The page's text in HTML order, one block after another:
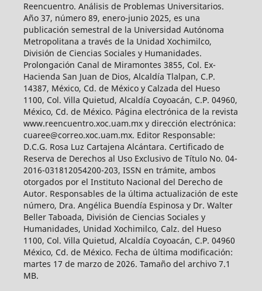
Reencuentro. Análisis de Problemas Universitarios.
Año 37, número 89, enero-junio 2025, es una
publicación semestral de la Universidad Autónoma
Metropolitana a través de la Unidad Xochimilco,
División de Ciencias Sociales y Humanidades.
Prolongación Canal de Miramontes 3855, Col. Ex-
Hacienda San Juan de Dios, Alcaldía Tlalpan, C.P.
14387, México, Cd. de México y Calzada del Hueso
1100, Col. Villa Quietud, Alcaldía Coyoacán, C.P. 04960,
México, Cd. de México. Página electrónica de la revista
www.reencuentro.xoc.uam.mx y dirección electrónica:
cuaree@correo.xoc.uam.mx. Editor Responsable:
D.C.G. Rosa Luz Cartajena Alcántara. Certificado de
Reserva de Derechos al Uso Exclusivo de Título No. 04-
2016-031812054200-203, ISSN en trámite, ambos
otorgados por el Instituto Nacional del Derecho de
Autor. Responsables de la última actualización de este
número, Dra. Angélica Buendía Espinosa y Dr. Walter
Beller Taboada, División de Ciencias Sociales y
Humanidades, Unidad Xochimilco, Calz. del Hueso
1100, Col. Villa Quietud, Alcaldía Coyoacán, C.P. 04960
México, Cd. de México. Fecha de última modificación:
martes 17 de marzo de 2026. Tamaño del archivo 7.1
MB.